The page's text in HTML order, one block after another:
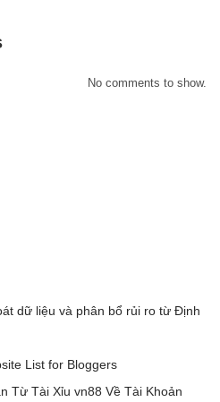
No comments to show.
dữ liệu và phân bổ rủi ro từ Định
List for Bloggers
Từ Tài Xỉu vn88 Về Tài Khoản